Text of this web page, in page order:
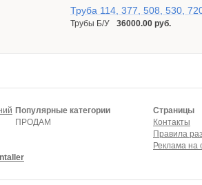
Труба 114, 377, 508, 530,
Трубы Б/У 36000.00 руб.
Популярные категории
ПРОДАМ
Страницы
Контакты
Правила
Реклама на